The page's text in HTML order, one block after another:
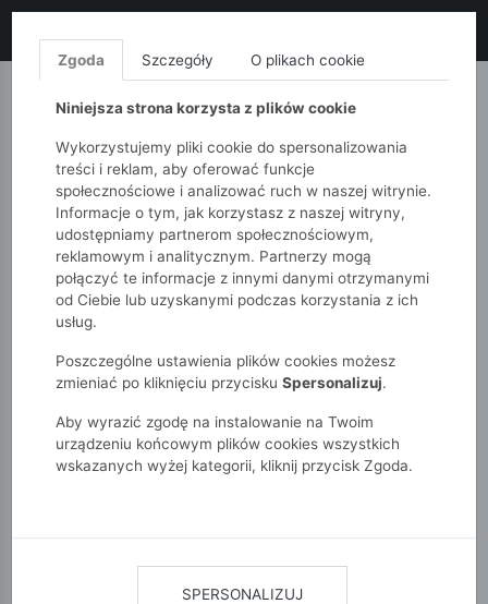
MONNARI QUIOSQUE
51015kids
Chłopcy 2-7 lat
Bawełniane szorty chłopięce
Zgoda Szczegóły O plikach cookie
Niniejsza strona korzysta z plików cookie
Wykorzystujemy pliki cookie do spersonalizowania
treści i reklam, aby oferować funkcje
społecznościowe i analizować ruch w naszej witrynie.
Informacje o tym, jak korzystasz z naszej witryny,
udostępniamy partnerom społecznościowym,
reklamowym i analitycznym. Partnerzy mogą
połączyć te informacje z innymi danymi otrzymanymi
od Ciebie lub uzyskanymi podczas korzystania z ich
usług.
Poszczególne ustawienia plików cookies możesz
zmieniać po kliknięciu przycisku Spersonalizuj.
Aby wyrazić zgodę na instalowanie na Twoim
urządzeniu końcowym plików cookies wszystkich
wskazanych wyżej kategorii, kliknij przycisk Zgoda.
SPERSONALIZUJ